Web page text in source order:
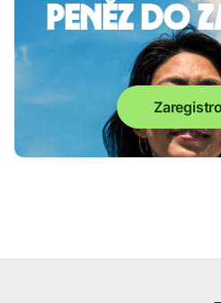
peněz do